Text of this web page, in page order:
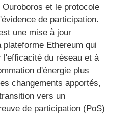
Ouroboros et le protocole
de participation.
une mise à jour
plateforme Ethereum qui
l'efficacité du réseau et à
d'énergie plus
changements apportés,
vers un
de participation (PoS)